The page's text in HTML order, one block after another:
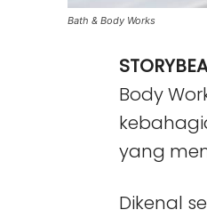
Bath & Body Works
Body
yang
Dikenal